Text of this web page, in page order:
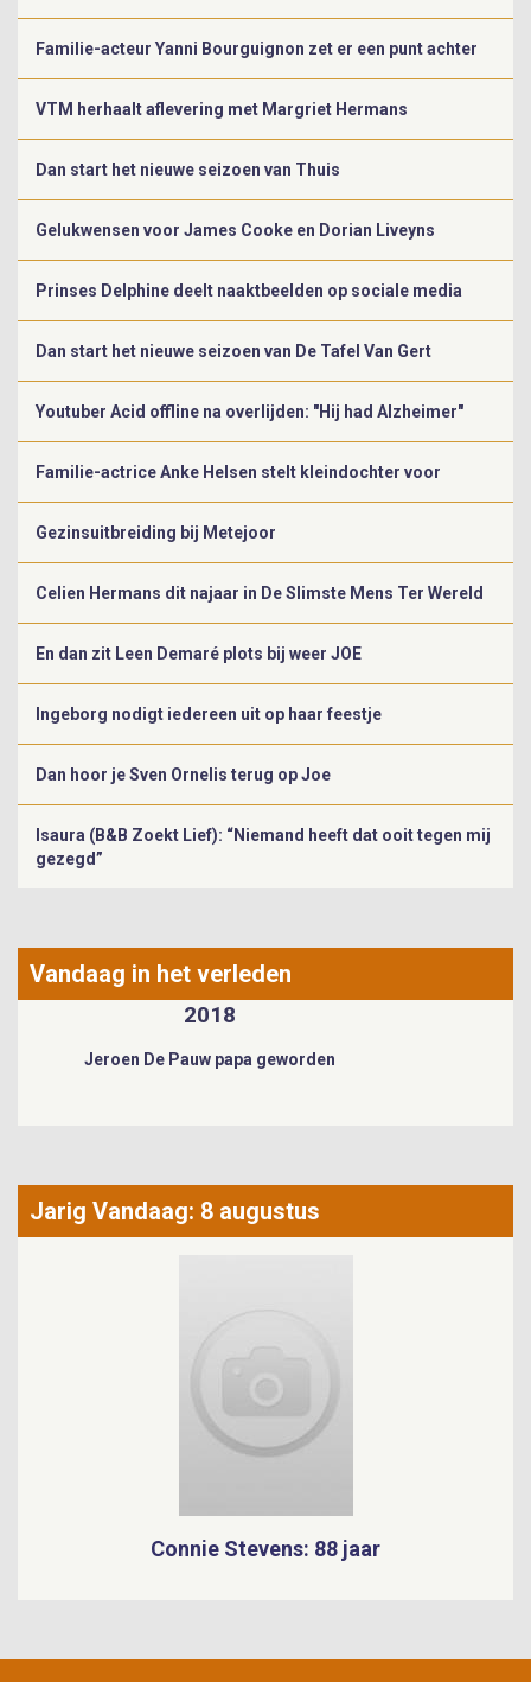
Familie-acteur Yanni Bourguignon zet er een punt achter
VTM herhaalt aflevering met Margriet Hermans
Dan start het nieuwe seizoen van Thuis
Gelukwensen voor James Cooke en Dorian Liveyns
Prinses Delphine deelt naaktbeelden op sociale media
Dan start het nieuwe seizoen van De Tafel Van Gert
Youtuber Acid offline na overlijden: "Hij had Alzheimer"
Familie-actrice Anke Helsen stelt kleindochter voor
Gezinsuitbreiding bij Metejoor
Celien Hermans dit najaar in De Slimste Mens Ter Wereld
En dan zit Leen Demaré plots bij weer JOE
Ingeborg nodigt iedereen uit op haar feestje
Dan hoor je Sven Ornelis terug op Joe
Isaura (B&B Zoekt Lief): “Niemand heeft dat ooit tegen mij
gezegd”
Vandaag in het verleden
2018
Jeroen De Pauw papa geworden
Jarig Vandaag: 8 augustus
Connie Stevens: 88 jaar